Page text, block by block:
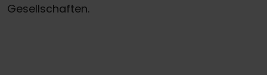
Gesellschaften.